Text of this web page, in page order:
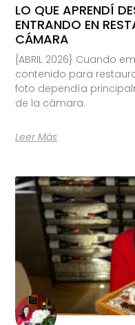
LO QUE APRENDÍ
ENTRANDO EN
CÁMARA
{ABRIL 2026} Cuando
contenido para
foto dependía
de la cámara.
Leer Más